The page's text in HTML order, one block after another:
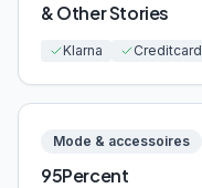
& Other Stories
Klarna Creditcard
Mode & accessoires
95Percent